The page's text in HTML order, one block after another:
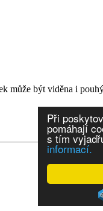
Při
pomáhají
s tím
informací.
může být viděna i